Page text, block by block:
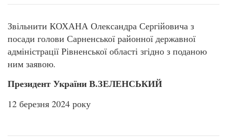
Звільнити КОХАНА Олександра Сергійовича з
посади голови Сарненської районної державної
адміністрації Рівненської області згідно з поданою
ним заявою.
Президент України В.ЗЕЛЕНСЬКИЙ
12 березня 2024 року